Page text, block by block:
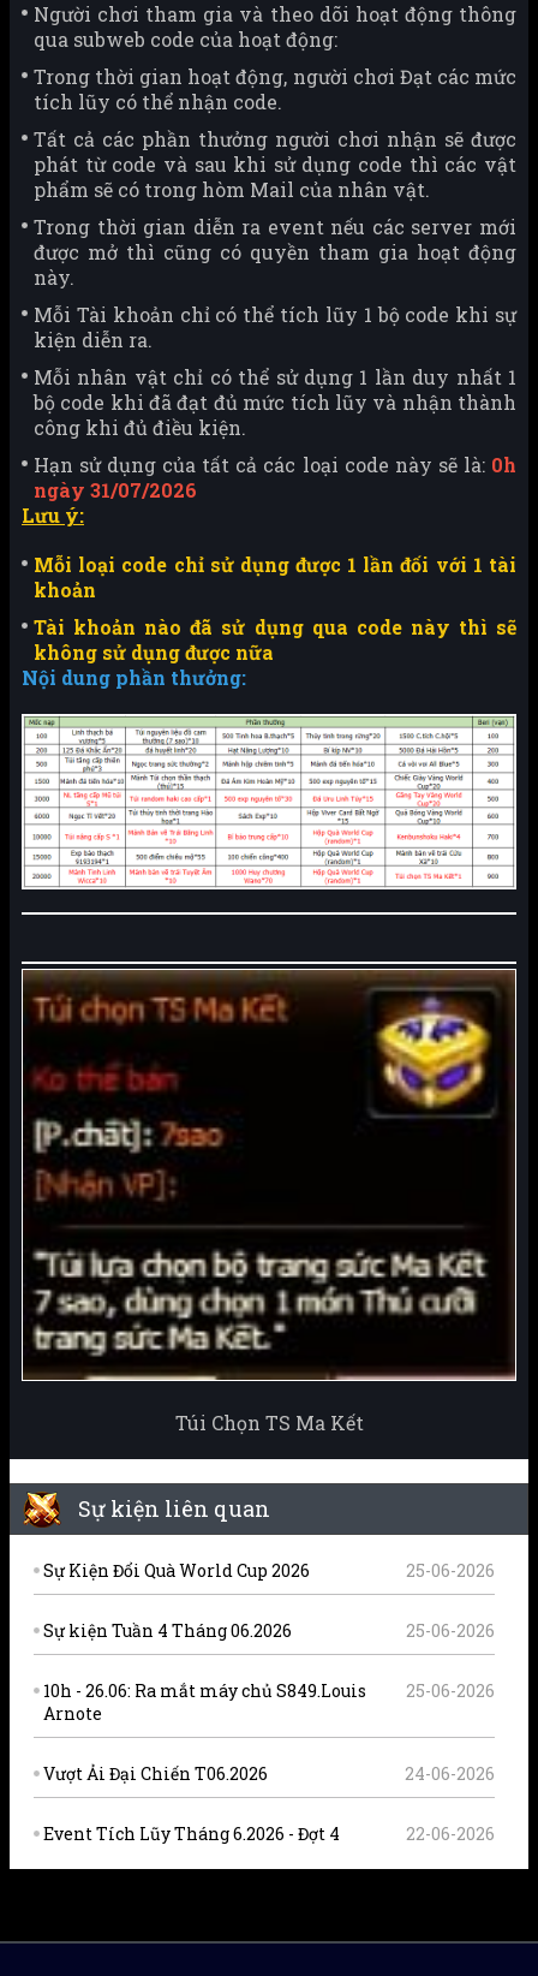
Người chơi tham gia và theo dõi hoạt động thông
qua subweb code của hoạt động:
Trong thời gian hoạt động, người chơi Đạt các mức
tích lũy có thể nhận code.
Tất cả các phần thưởng người chơi nhận sẽ được
phát từ code và sau khi sử dụng code thì các vật
phẩm sẽ có trong hòm Mail của nhân vật.
Trong thời gian diễn ra event nếu các server mới
được mở thì cũng có quyền tham gia hoạt động
này.
Mỗi Tài khoản chỉ có thể tích lũy 1 bộ code khi sự
kiện diễn ra.
Mỗi nhân vật chỉ có thể sử dụng 1 lần duy nhất 1
bộ code khi đã đạt đủ mức tích lũy và nhận thành
công khi đủ điều kiện.
Hạn sử dụng của tất cả các loại code này sẽ là: 0h
ngày 31/07/2026
Lưu ý:
Mỗi loại code chỉ sử dụng được 1 lần đối với 1 tài
khoản
Tài khoản nào đã sử dụng qua code này thì sẽ
không sử dụng được nữa
Nội dung phần thưởng:
Túi Chọn TS Ma Kết
Sự kiện liên quan
Sự Kiện Đổi Quà World Cup 2026 25-06-2026
Sự kiện Tuần 4 Tháng 06.2026 25-06-2026
10h - 26.06: Ra mắt máy chủ S849.Louis
Arnote
25-06-2026
Vượt Ải Đại Chiến T06.2026 24-06-2026
Event Tích Lũy Tháng 6.2026 - Đợt 4 22-06-2026